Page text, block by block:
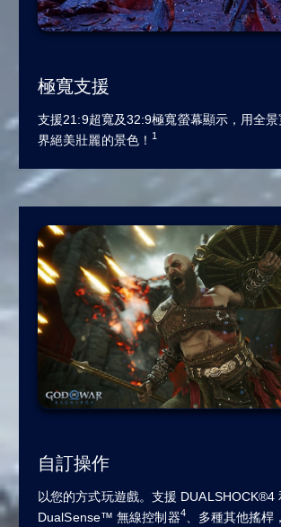
極寬支援
支援21:9超寬及32:9極寬螢幕顯示，用全
界絕美壯麗的景色！ 1
自訂操作
以您的方式玩遊戲。支援 DUALSHOCK®4
DualSense™ 無線控制器4、多種其他搖桿